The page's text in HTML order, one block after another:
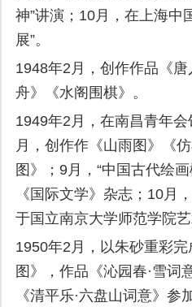
神”讲演；10月，在上海中
展”。
1948年2月，创作作品《
舟》《水阁围棋》。
1949年2月，在南昌青年会
月，创作作《山雨图》《
图》；9月，“中国古代绘
《国际文学》杂志；10月
于国立南京大学师范学院艺
1950年2月，以朱砂重彩
图》，作品《沁园春·雪词
《清平乐·六盘山词意》